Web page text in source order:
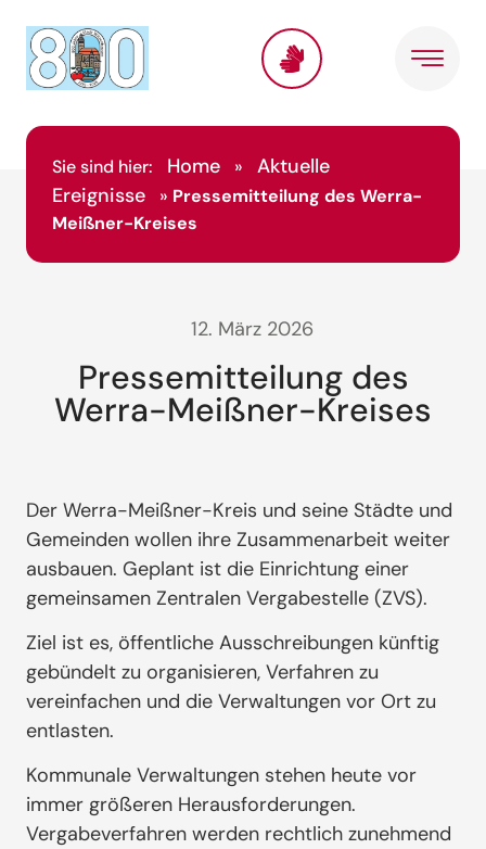
Sie sind hier: Home »
Aktuelle
Ereignisse
» Pressemitteilung des Werra-
Meißner-Kreises
12. März 2026
Pressemitteilung des
Werra-Meißner-Kreises
Der Werra-Meißner-Kreis und seine Städte und
Gemeinden wollen ihre Zusammenarbeit weiter
ausbauen. Geplant ist die Einrichtung einer
gemeinsamen Zentralen Vergabestelle (ZVS).
Ziel ist es, öffentliche Ausschreibungen künftig
gebündelt zu organisieren, Verfahren zu
vereinfachen und die Verwaltungen vor Ort zu
entlasten.
Kommunale Verwaltungen stehen heute vor
immer größeren Herausforderungen.
Vergabeverfahren werden rechtlich zunehmend